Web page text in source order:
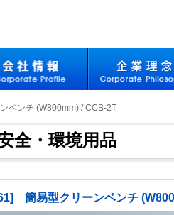
ベンチ (W800mm) / CCB-2T
全・環境用品
簡易型クリーンベンチ